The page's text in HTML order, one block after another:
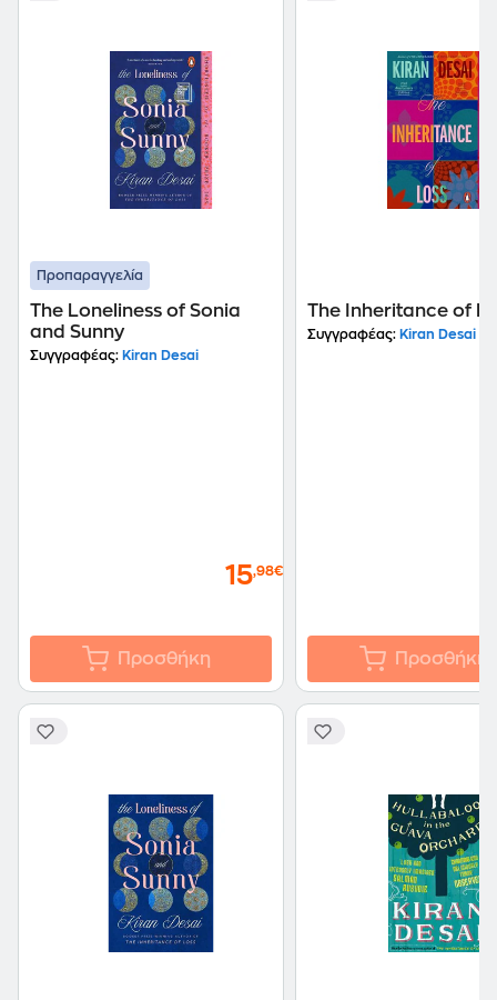
Προπαραγγελία
The Loneliness of Sonia
and Sunny
Συγγραφέας: Kiran Desai
15,98€
Προσθήκη
The Inheritance of
Συγγραφέας: Kiran Desai
Προσθήκη